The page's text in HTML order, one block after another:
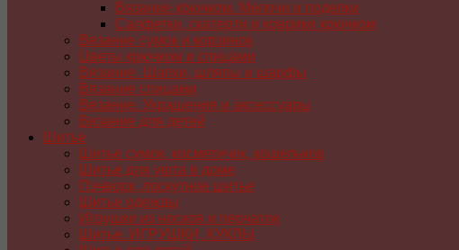
Вязание крючком. Мелочи и поделки
Салфетки, скатерти и коврики крючком
Вязание сумок и корзинок
Цветы крючком и спицами
Вязание. Шапки, шляпы и шарфы
Вязание спицами
Вязание. Украшения и аксессуары
Вязание для детей
Шитье
Шитье сумок, косметичек, кошельков
Шитье для уюта в доме
Пэчворк, лоскутное шитье
Шитье одежды
Игрушки из носков и перчаток
Шитье. ИГРУШКИ, КУКЛЫ